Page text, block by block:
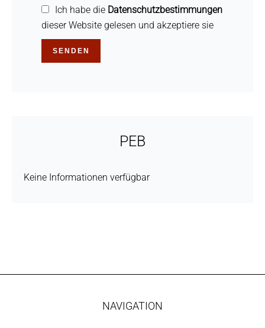
Ich habe die Datenschutzbestimmungen
dieser Website gelesen und akzeptiere sie
SENDEN
PEB
Keine Informationen verfügbar
NAVIGATION